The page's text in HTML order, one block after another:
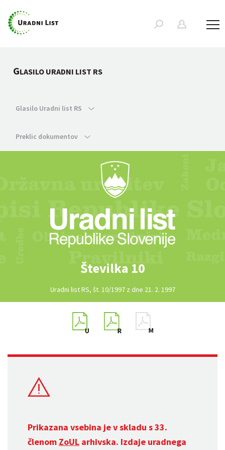
GLASILO URADNI LIST RS
Glasilo Uradni list RS
Preklic dokumentov
Številka 10
Uradni list RS, št. 10/1997 z dne 21. 2. 1997
Prikazana vsebina je v skladu s 33.
členom ZoUL arhivska. Izdaje uradnega